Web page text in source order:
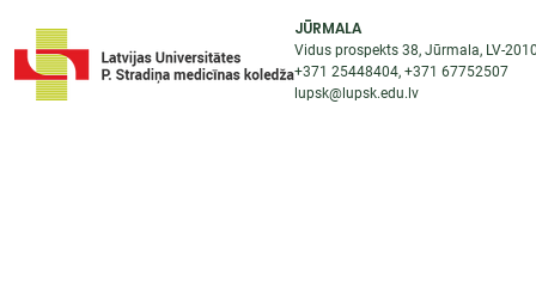
JŪRMALA
Vidus prospekts 38, Jūrmala, LV-
+371 25448404, +371 67752507
lupsk@lupsk.edu.lv